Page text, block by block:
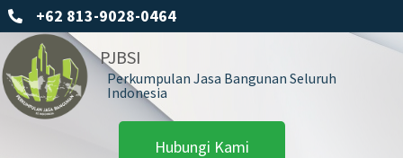
+62 813-9028-0464
PJBSI
Perkumpulan Jasa Bangunan Seluruh
Indonesia
Hubungi Kami